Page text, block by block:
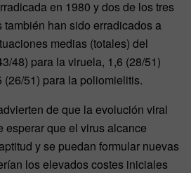
en 1980 y dos de los tres
han sido erradicados a
medias (totales) del
48) para la viruela, 1,6 (28/51)
(26/51) para la poliomielitis.
de que la evolución viral
esperar que el virus alcance
y se puedan formular nuevas
los elevados costes iniciales